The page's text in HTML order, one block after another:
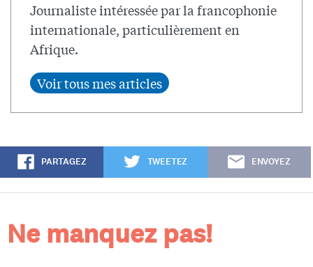
Journaliste intéressée par la francophonie
internationale, particulièrement en
Afrique.
PARTAGEZ TWEETEZ ENVOYEZ
Ne manquez pas!